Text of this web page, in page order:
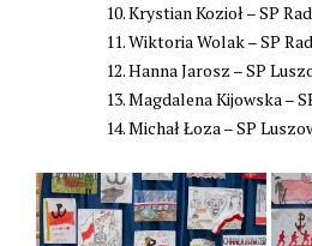
Krystian Kozioł – SP
Wiktoria Wolak – SP
Hanna Jarosz – SP
Magdalena Kijowska –
Michał Łoza – SP